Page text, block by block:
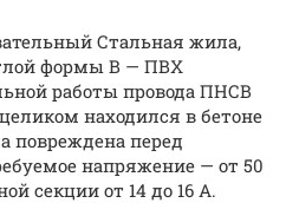
Стальная жила,
формы В — ПВХ
работы провода ПНСВ
находился в бетоне
повреждена перед
напряжение — от 50
секции от 14 до 16 А.